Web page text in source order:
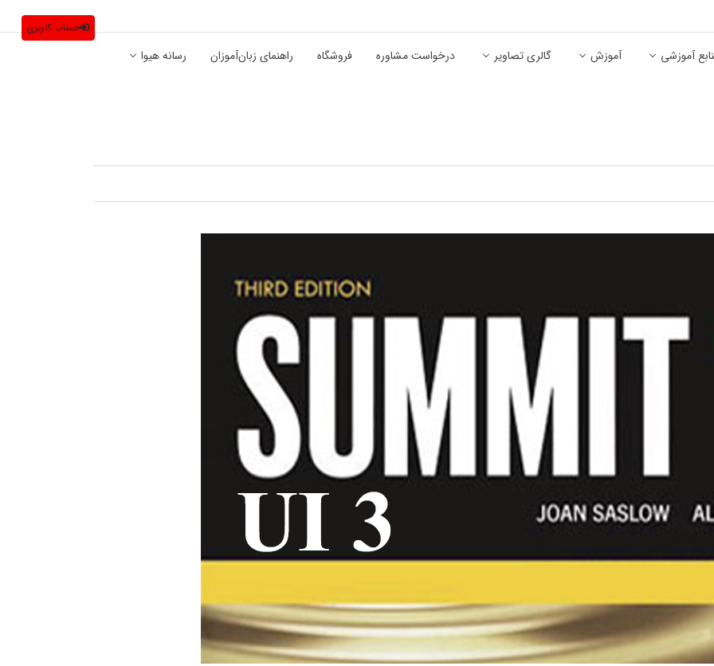
حساب کاربری
آموزشی آموزش گالری تصاویر درخواست مشاوره فروشگاه راهنمای زبان‌آموزان رسانه هیوا